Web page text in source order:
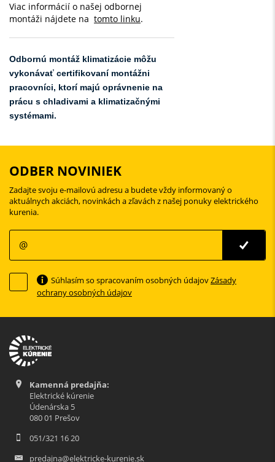
Viac informácií o našej odbornej
montáži nájdete na tomto linku.
Odbornú montáž klimatizácie môžu
vykonávať certifikovaní montážni
pracovníci, ktorí majú oprávnenie na
prácu s chladivami a klimatizačnými
systémami.
ODBER NOVINIEK
Zadajte svoju e-mailovú adresu a budete vždy informovaný o
aktuálnych akciách, novinkách a zľavách z našej ponuky elektrického
kurenia.
Súhlasím so spracovaním osobných údajovZásady
ochrany osobných údajov
Kamenná predajňa:
Elektrické kúrenie
Údenárska 5
080 01 Prešov
051/321 16 20
predajna@elektricke-kurenie.sk